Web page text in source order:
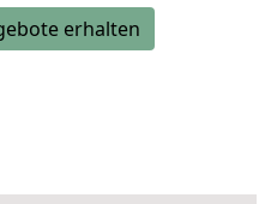
erhalten